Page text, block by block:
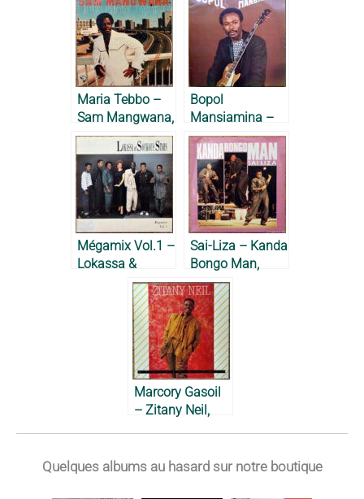
Maria Tebbo –
Sam Mangwana,
1979
Bopol
Mansiamina –
1985
Mégamix Vol.1 –
Lokassa &
Soukous Stars,
Sai-Liza – Kanda
Bongo Man,
1987
Marcory Gasoil
– Zitany Neil,
Quelques albums au hasard sur notre boutique